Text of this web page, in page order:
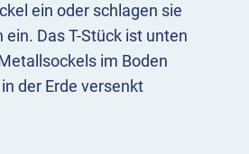
ein oder schlagen sie
Das T-Stück ist unten
im Boden
der Erde versenkt